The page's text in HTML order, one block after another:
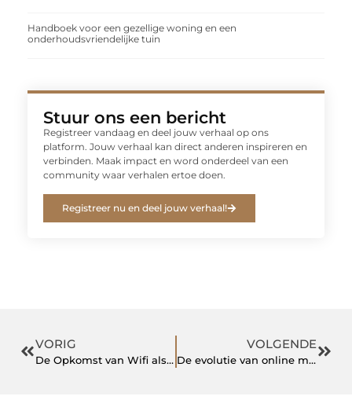
Handboek voor een gezellige woning en een
onderhoudsvriendelijke tuin
Stuur ons een bericht
Registreer vandaag en deel jouw verhaal op ons
platform. Jouw verhaal kan direct anderen inspireren en
verbinden. Maak impact en word onderdeel van een
community waar verhalen ertoe doen.
Registreer nu en deel jouw verhaal!
VORIG
De Opkomst van Wifi als Dienst: Een Digitale Revolutie
VOLGENDE
De evolutie van online marketing in Bolsward: strategieën voor succes